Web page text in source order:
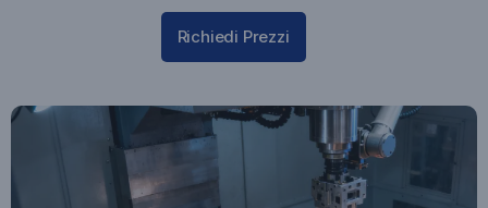
Richiedi Prezzi